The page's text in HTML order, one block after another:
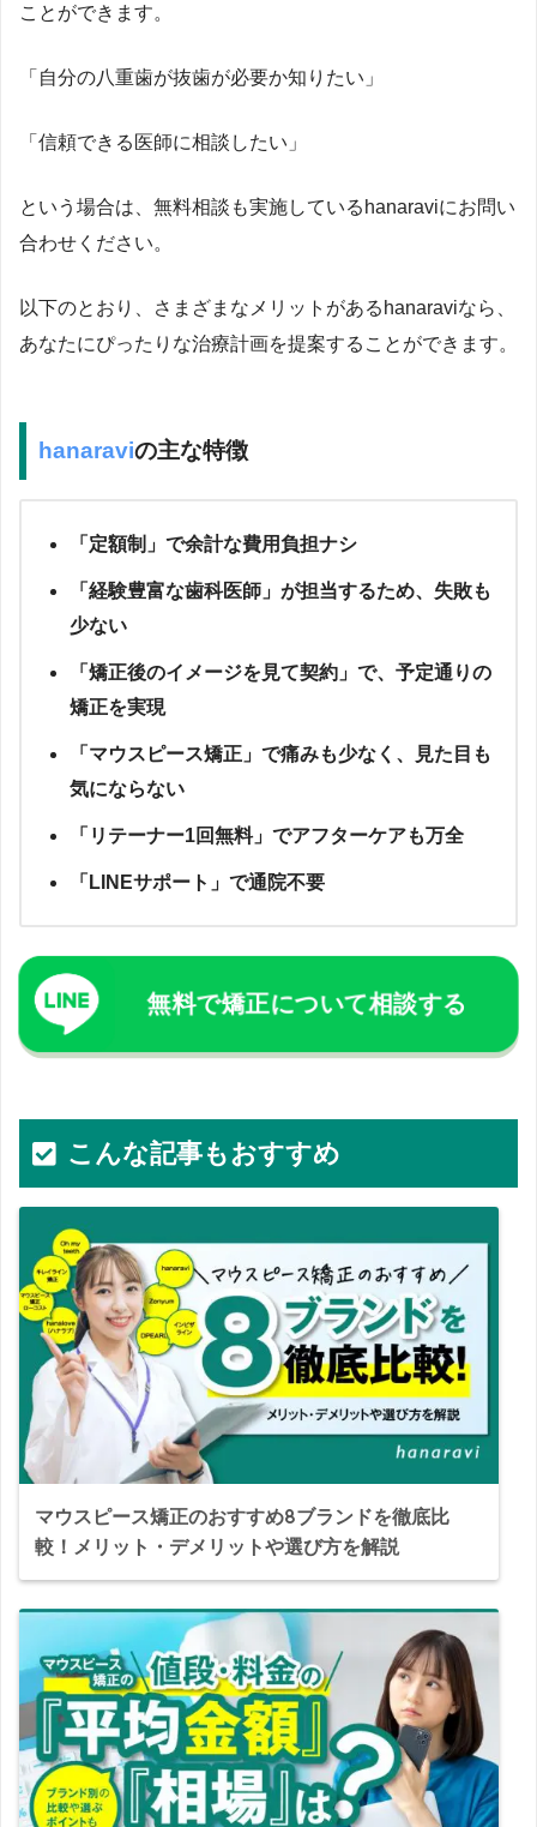
ことができます。
「自分の八重歯が抜歯が必要か知りたい」
「信頼できる医師に相談したい」
という場合は、無料相談も実施しているhanaraviにお問い
合わせください。
以下のとおり、さまざまなメリットがあるhanaraviなら、
あなたにぴったりな治療計画を提案することができます。
hanaraviの主な特徴
「定額制」で余計な費用負担ナシ
「経験豊富な歯科医師」が担当するため、失敗も
少ない
「矯正後のイメージを見て契約」で、予定通りの
矯正を実現
「マウスピース矯正」で痛みも少なく、見た目も
気にならない
「リテーナー1回無料」でアフターケアも万全
「LINEサポート」で通院不要
無料で矯正について相談する
こんな記事もおすすめ
マウスピース矯正のおすすめ8ブランドを徹底比
較！メリット・デメリットや選び方を解説